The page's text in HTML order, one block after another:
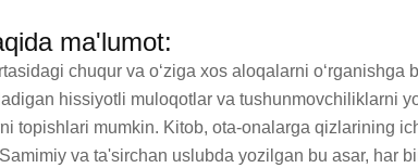
ma'lumot:
chuqur va o‘ziga xos aloqalarni o‘rganishga
hissiyotli muloqotlar va tushunmovchiliklarni
topishlari mumkin. Kitob, ota-onalarga qizlarining
va ta'sirchan uslubda yozilgan bu asar, har